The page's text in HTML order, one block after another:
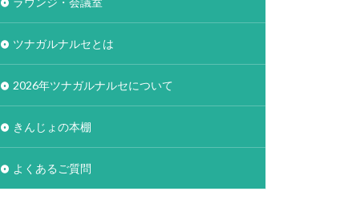
ツナガルナルセとは
2026年ツナガルナルセについて
きんじょの本棚
よくあるご質問